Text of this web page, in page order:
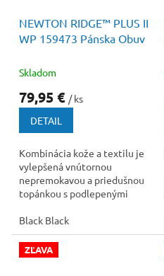
NEWTON RIDGE™ PLUS II
WP 159473 Pánska Obuv
Skladom
79,95 € / ks
DETAIL
Kombinácia kože a textilu je
vylepšená vnútornou
nepremokavou a priedušnou
topánkou s podlepenými
Black Black
ZĽAVA